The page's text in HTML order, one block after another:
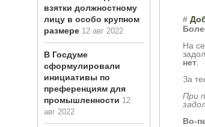
#
На
нет
За
При
Во-
взятки должностному
лицу в особо крупном
размере 12 авг 2022
В Госдуме
сформулировали
инициативы по
преференциям для
промышленности 12
авг 2022